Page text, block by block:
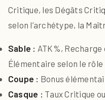
Critique, les Dégâts
selon l’archétype, la
Sable : ATK%, Recharge
Élémentaire selon le rôle
Coupe : Bonus
Casque : Taux Critique